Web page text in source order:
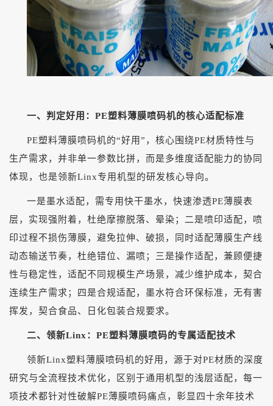
一、判定好用： PE塑料薄膜喷码机的核心适配标准
PE塑料薄膜喷码机的“好用”，核心围绕PE材质特性与
生产需求，并非单一参数比拼，而是多维度适配能力的协同
体现，也是领新Linx专用机型的研发核心导向。
一是墨水适配，需专用快干墨水，快速渗透PE薄膜表
层，实现强附着，杜绝摩擦脱落、晕染；二是喷印适配，喷
印过程不损伤薄膜，避免拉伸、破损，同时适配薄膜生产线
动态输送节奏，杜绝错位、漏喷；三是操作适配，兼顾便捷
性与稳定性，适配不同规模生产场景，减少维护成本，契合
连续生产需求；四是合规适配，墨水符合环保标准，无有害
挥发，契合食品、日化包装合规要求。
二、领新Linx：PE塑料薄膜喷码的专属适配技术
领新Linx塑料薄膜喷码机的好用，源于对PE材质的深度
研究与全流程技术优化，区别于通用机型的浅层适配，每一
项技术都针对性破解PE薄膜喷码痛点，彰显四十余年技术